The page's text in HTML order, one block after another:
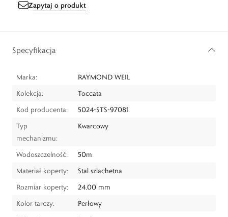
Zapytaj o produkt
Specyfikacja
Marka:
RAYMOND WEIL
Kolekcja:
Toccata
Kod producenta:
5024-STS-97081
Typ
mechanizmu:
Kwarcowy
Wodoszczelność:
50m
Materiał koperty:
Stal szlachetna
Rozmiar koperty:
24,00 mm
Kolor tarczy:
Perłowy